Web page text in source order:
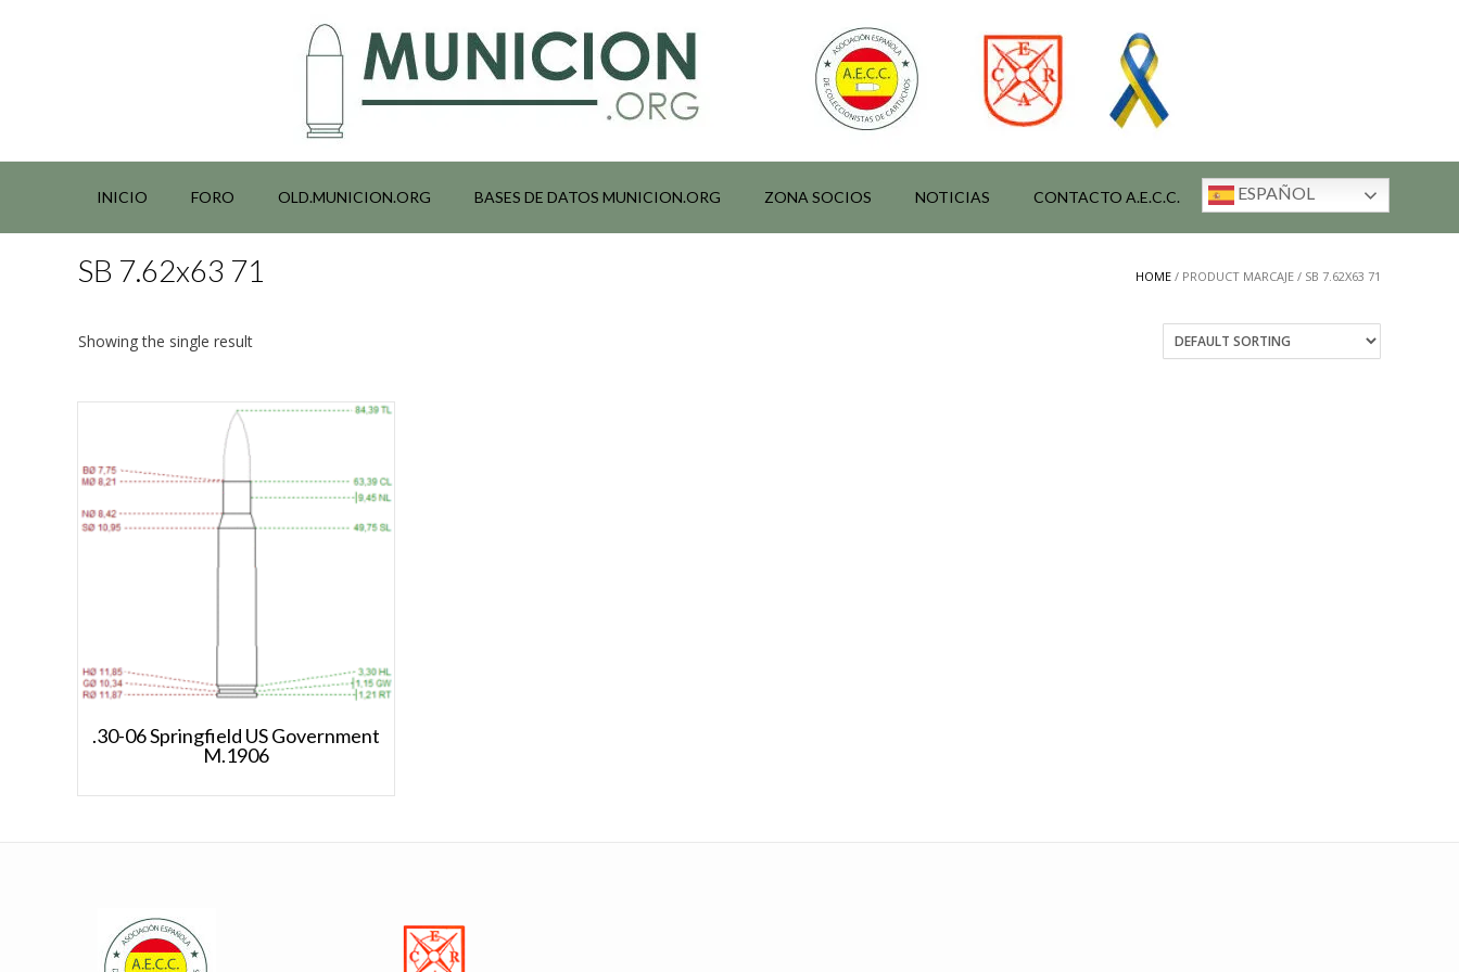
INICIO FORO OLD.MUNICION.ORG BASES DE DATOS MUNICION.ORG ZONA SOCIOS NOTICIAS CONTACTO A.E.C.C. ESPAÑOL
HOME / PRODUCT MARCAJE / SB 7.62X63 71
SB 7.62x63 71
Showing the single result
.30-06 Springfield US Government
M.1906